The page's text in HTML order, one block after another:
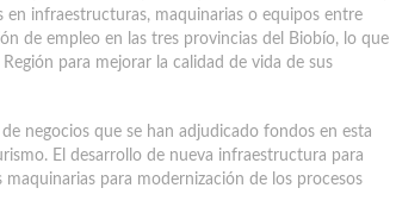
infraestructuras, maquinarias o equipos entre
de empleo en las tres provincias del Biobío, lo que
para mejorar la calidad de vida de sus
negocios que se han adjudicado fondos en esta
El desarrollo de nueva infraestructura para
para modernización de los procesos